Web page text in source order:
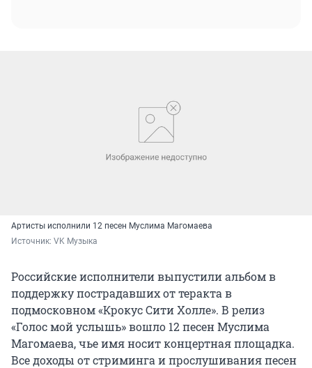
Артисты исполнили 12 песен Муслима Магомаева
Источник: VK Музыка
Российские исполнители выпустили альбом в
поддержку пострадавших от теракта в
подмосковном «Крокус Сити Холле». В релиз
«Голос мой услышь» вошло 12 песен Муслима
Магомаева, чье имя носит концертная площадка.
Все доходы от стриминга и прослушивания песен